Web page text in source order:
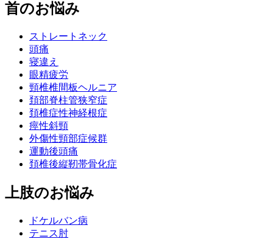
首のお悩み
ストレートネック
頭痛
寝違え
眼精疲労
頸椎椎間板ヘルニア
頚部脊柱管狭窄症
頚椎症性神経根症
痙性斜頸
外傷性頸部症候群
運動後頭痛
頚椎後縦靭帯骨化症
上肢のお悩み
ドケルバン病
テニス肘